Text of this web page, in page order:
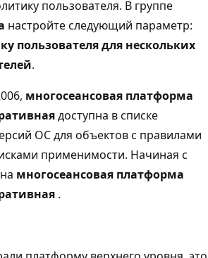
пользователя. В группе
настройте следующий параметр:
пользователя для нескольких
.
многосеансовая платформа
доступна в списке
ОС для объектов с правилами
применимости. Начиная с
многосеансовая платформа
.